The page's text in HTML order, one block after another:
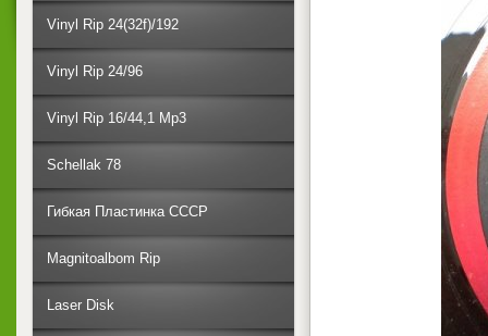
Vinyl Rip 24(32f)/192
Vinyl Rip 24/96
Vinyl Rip 16/44,1 Mp3
Schellak 78
Гибкая Пластинка СССР
Magnitoalbom Rip
Laser Disk